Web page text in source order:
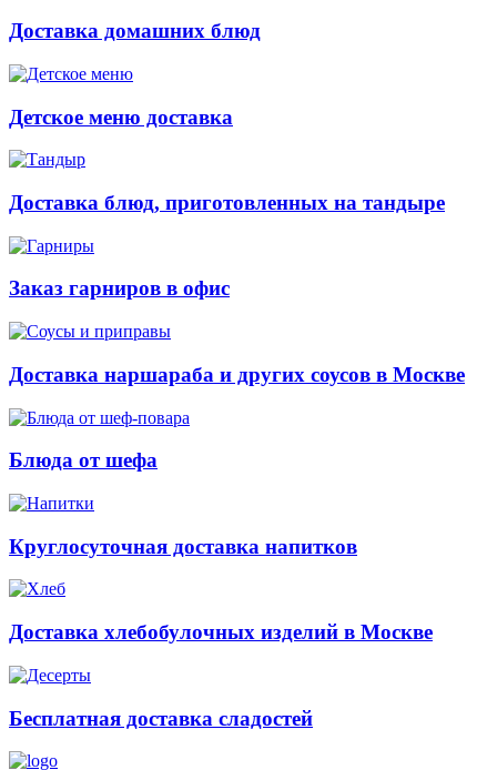
Доставка домашних блюд
Детское меню доставка
Доставка блюд, приготовленных на тандыре
Заказ гарниров в офис
Доставка наршараба и других соусов в Москве
Блюда от шефа
Круглосуточная доставка напитков
Доставка хлебобулочных изделий в Москве
Бесплатная доставка сладостей